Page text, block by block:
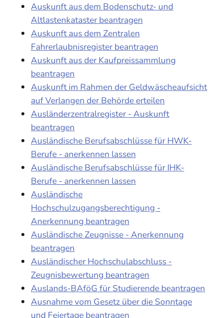
Auskunft aus dem Bodenschutz- und
Altlastenkataster beantragen
Auskunft aus dem Zentralen
Fahrerlaubnisregister beantragen
Auskunft aus der Kaufpreissammlung
beantragen
Auskunft im Rahmen der Geldwäscheaufsicht
auf Verlangen der Behörde erteilen
Ausländerzentralregister - Auskunft
beantragen
Ausländische Berufsabschlüsse für HWK-
Berufe - anerkennen lassen
Ausländische Berufsabschlüsse für IHK-
Berufe - anerkennen lassen
Ausländische
Hochschulzugangsberechtigung -
Anerkennung beantragen
Ausländische Zeugnisse - Anerkennung
beantragen
Ausländischer Hochschulabschluss -
Zeugnisbewertung beantragen
Auslands-BAföG für Studierende beantragen
Ausnahme vom Gesetz über die Sonntage
und Feiertage beantragen